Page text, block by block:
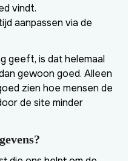
vindt.
aanpassen via de
geeft, is dat helemaal
gewoon goed. Alleen
zien hoe mensen de
de site minder